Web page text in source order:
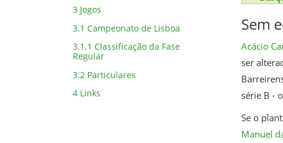
3 Jogos
3.1 Campeonato de Lisboa
3.1.1 Classificação da Fase
Regular
3.2 Particulares
4 Links
Sem
Acácio
ser
série B -
Se o
Manuel